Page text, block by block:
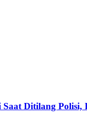
Saat Ditilang